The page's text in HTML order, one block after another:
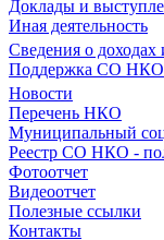
Доклады и
Иная деятельность
Сведения о
Поддержка СО НКО
Новости
Перечень НКО
Муниципальный
Реестр СО НКО -
Фотоотчет
Видеоотчет
Полезные ссылки
Контакты